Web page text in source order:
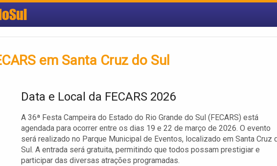
em Santa Cruz do Sul
Data e Local da FECARS 2026
A 36ª Festa Campeira do Estado do Rio Grande do Sul (FECARS) está
agendada para ocorrer entre os dias 19 e 22 de março de 2026. O evento
será realizado no Parque Municipal de Eventos, localizado em Santa Cruz
Sul. A entrada será gratuita, permitindo que todos possam prestigiar e
participar das diversas atrações programadas.